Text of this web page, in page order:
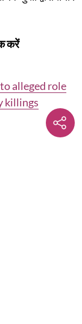
करें
alleged role
killings